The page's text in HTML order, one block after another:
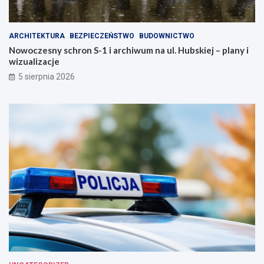
m
i
s
t
o
!
w
o
e
z
d
r
i
ARCHITEKTURA BEZPIECZEŃSTWO BUDOWNICTWO
Nowoczesny schron S-1 i archiwum na ul. Hubskiej – plany i
wizualizacje
5 sierpnia 2026